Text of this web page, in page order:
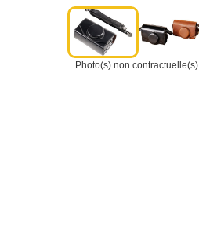
Photo(s) non contractuelle(s)